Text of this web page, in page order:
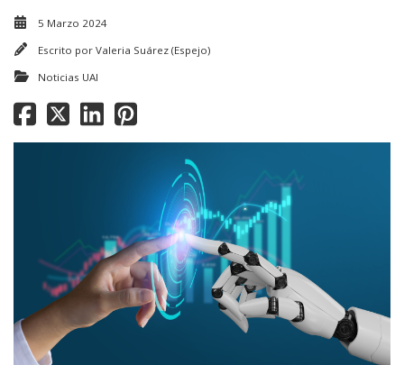
5 Marzo 2024
Escrito por Valeria Suárez (Espejo)
Noticias UAI